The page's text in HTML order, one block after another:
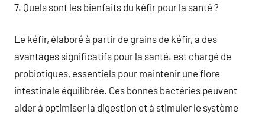
7. Quels sont les bienfaits du kéfir pour la santé ?
Le kéfir, élaboré à partir de grains de kéfir, a des
avantages significatifs pour la santé. est chargé de
probiotiques, essentiels pour maintenir une flore
intestinale équilibrée. Ces bonnes bactéries peuvent
aider à optimiser la digestion et à stimuler le système